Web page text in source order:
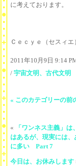
に考えております。
Ｃｅｃｙｅ（セスィエ
2011年10月9日 9:14
/ 宇宙文明、古代文明
« このカテゴリーの前
«
「ワンネス主義」
はあるが、現実には
に多い Part 7
今日は、お休みします